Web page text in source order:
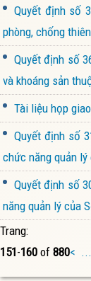
Quyết định số
phòng, chống
Quyết định số
và khoáng sản
Tài liệu họp
Quyết định số
chức năng quản
Quyết định số
năng quản lý của
Trang:
151-160 of 880< ...